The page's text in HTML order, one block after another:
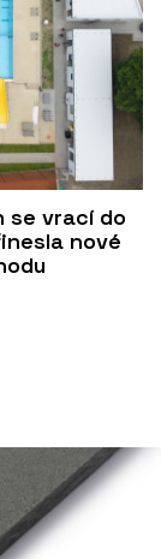
se vrací do
nové